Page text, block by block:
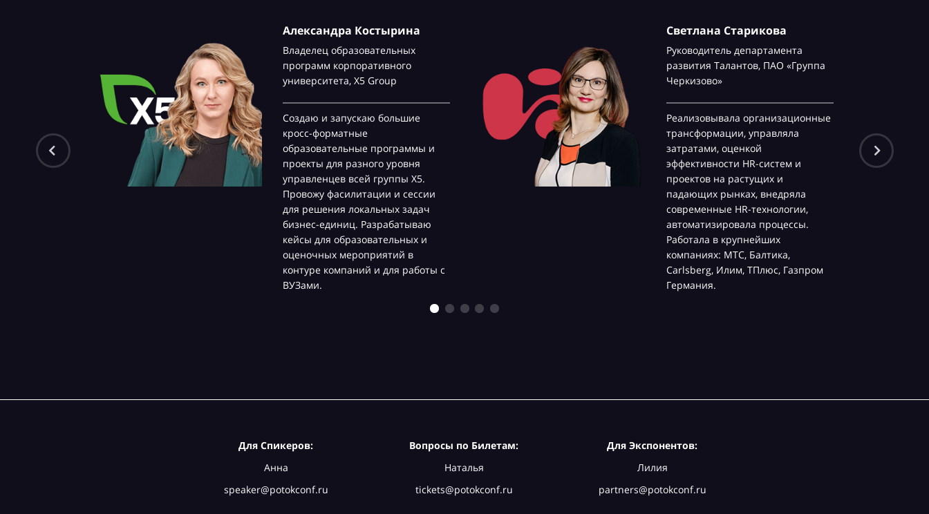
Александра Костырина
Владелец образовательных
программ корпоративного
университета, Х5 Group
Создаю и запускаю большие
кросс-форматные
образовательные программы и
проекты для разного уровня
управленцев всей группы Х5.
Провожу фасилитации и сессии
для решения локальных задач
бизнес-единиц. Разрабатываю
кейсы для образовательных и
оценочных мероприятий в
контуре компаний и для работы с
ВУЗами.
Светлана Старикова
Руководитель департамента
развития Талантов, ПАО «Группа
Черкизово»
Реализовывала организационные
трансформации, управляла
затратами, оценкой
эффективности HR-систем и
проектов на растущих и
падающих рынках, внедряла
современные HR-технологии,
автоматизировала процессы.
Работала в крупнейших
компаниях: МТС, Балтика,
Carlsberg, Илим, ТПлюс, Газпром
Германия.
Для Спикеров:
Анна
speaker@potokconf.ru
Вопросы по Билетам:
Наталья
tickets@potokconf.ru
Для Экспонентов:
Лилия
partners@potokconf.ru